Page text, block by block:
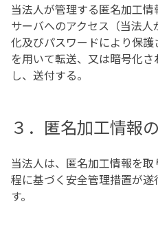
当法人が管理する匿名加工
サーバへのアクセス（当法
化及びパスワードにより保
を用いて転送、又は暗号化
し、送付する。
３．匿名加工情報
当法人は、匿名加工情報を
程に基づく安全管理措置が
す。